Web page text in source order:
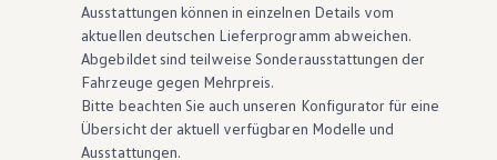
Ausstattungen können in einzelnen Details vom
aktuellen deutschen Lieferprogramm abweichen.
Abgebildet sind teilweise Sonderausstattungen der
Fahrzeuge gegen Mehrpreis.
Bitte beachten Sie auch unseren Konfigurator für eine
Übersicht der aktuell verfügbaren Modelle und
Ausstattungen.